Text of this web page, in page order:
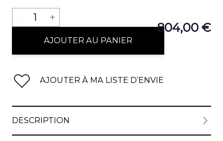
804,00 €
Quantité
- 1 +
AJOUTER AU PANIER
AJOUTER À MA LISTE D’ENVIE
DESCRIPTION